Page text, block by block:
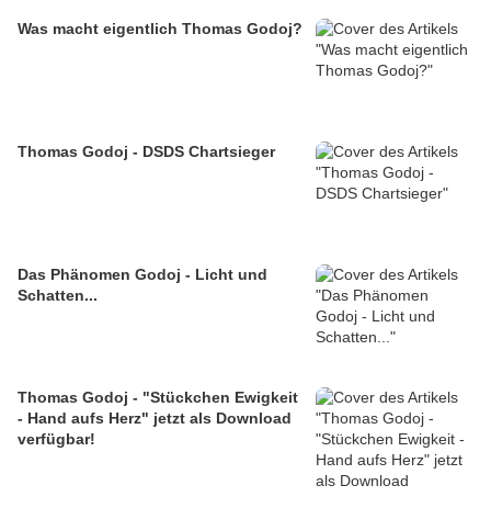
Was macht eigentlich Thomas Godoj?
Thomas Godoj - DSDS Chartsieger
Das Phänomen Godoj - Licht und
Schatten...
Thomas Godoj - "Stückchen Ewigkeit
- Hand aufs Herz" jetzt als Download
verfügbar!